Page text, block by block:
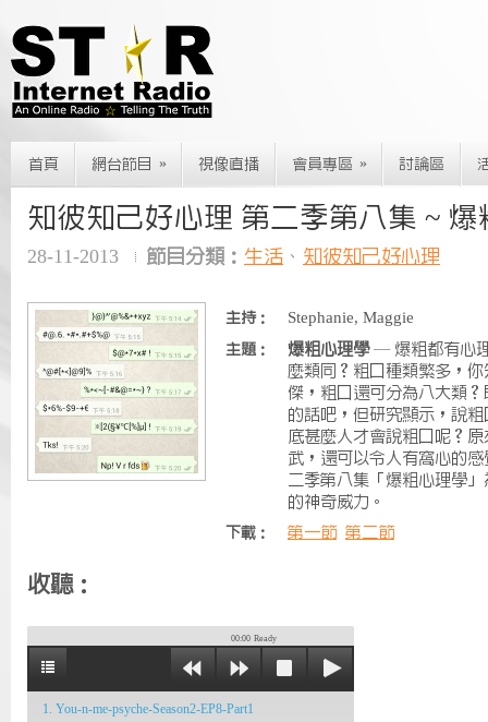
首頁 網台節目 » 視像直播 會員專區 » 討論區
知彼知己好心理 第二季第八集 ~ 爆
28-11-2013 節目分類： 生活 、 知彼知己好心理
主持： Stephanie, Maggie
主題： 爆粗心理學— 爆粗都有心
麼類同？粗口種類繁多，
傑，粗口還可分為八大類
的話吧，但研究顯示，說
底甚麼人才會說粗口呢？
武，還可以令人有窩心的
二季第八集「爆粗心理學
的神奇威力。
下載： 第一節 第二節
收聽：
00:00 Ready
1. You-n-me-psyche-Season2-EP8-Part1